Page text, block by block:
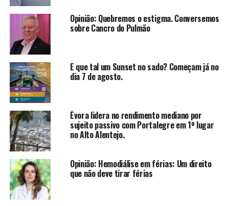
Opinião: Quebremos o estigma. Conversemos
sobre Cancro do Pulmão
E que tal um Sunset no sado? Começam já no
dia 7 de agosto.
Évora lidera no rendimento mediano por
sujeito passivo com Portalegre em 1º lugar
no Alto Alentejo.
Opinião: Hemodiálise em férias: Um direito
que não deve tirar férias